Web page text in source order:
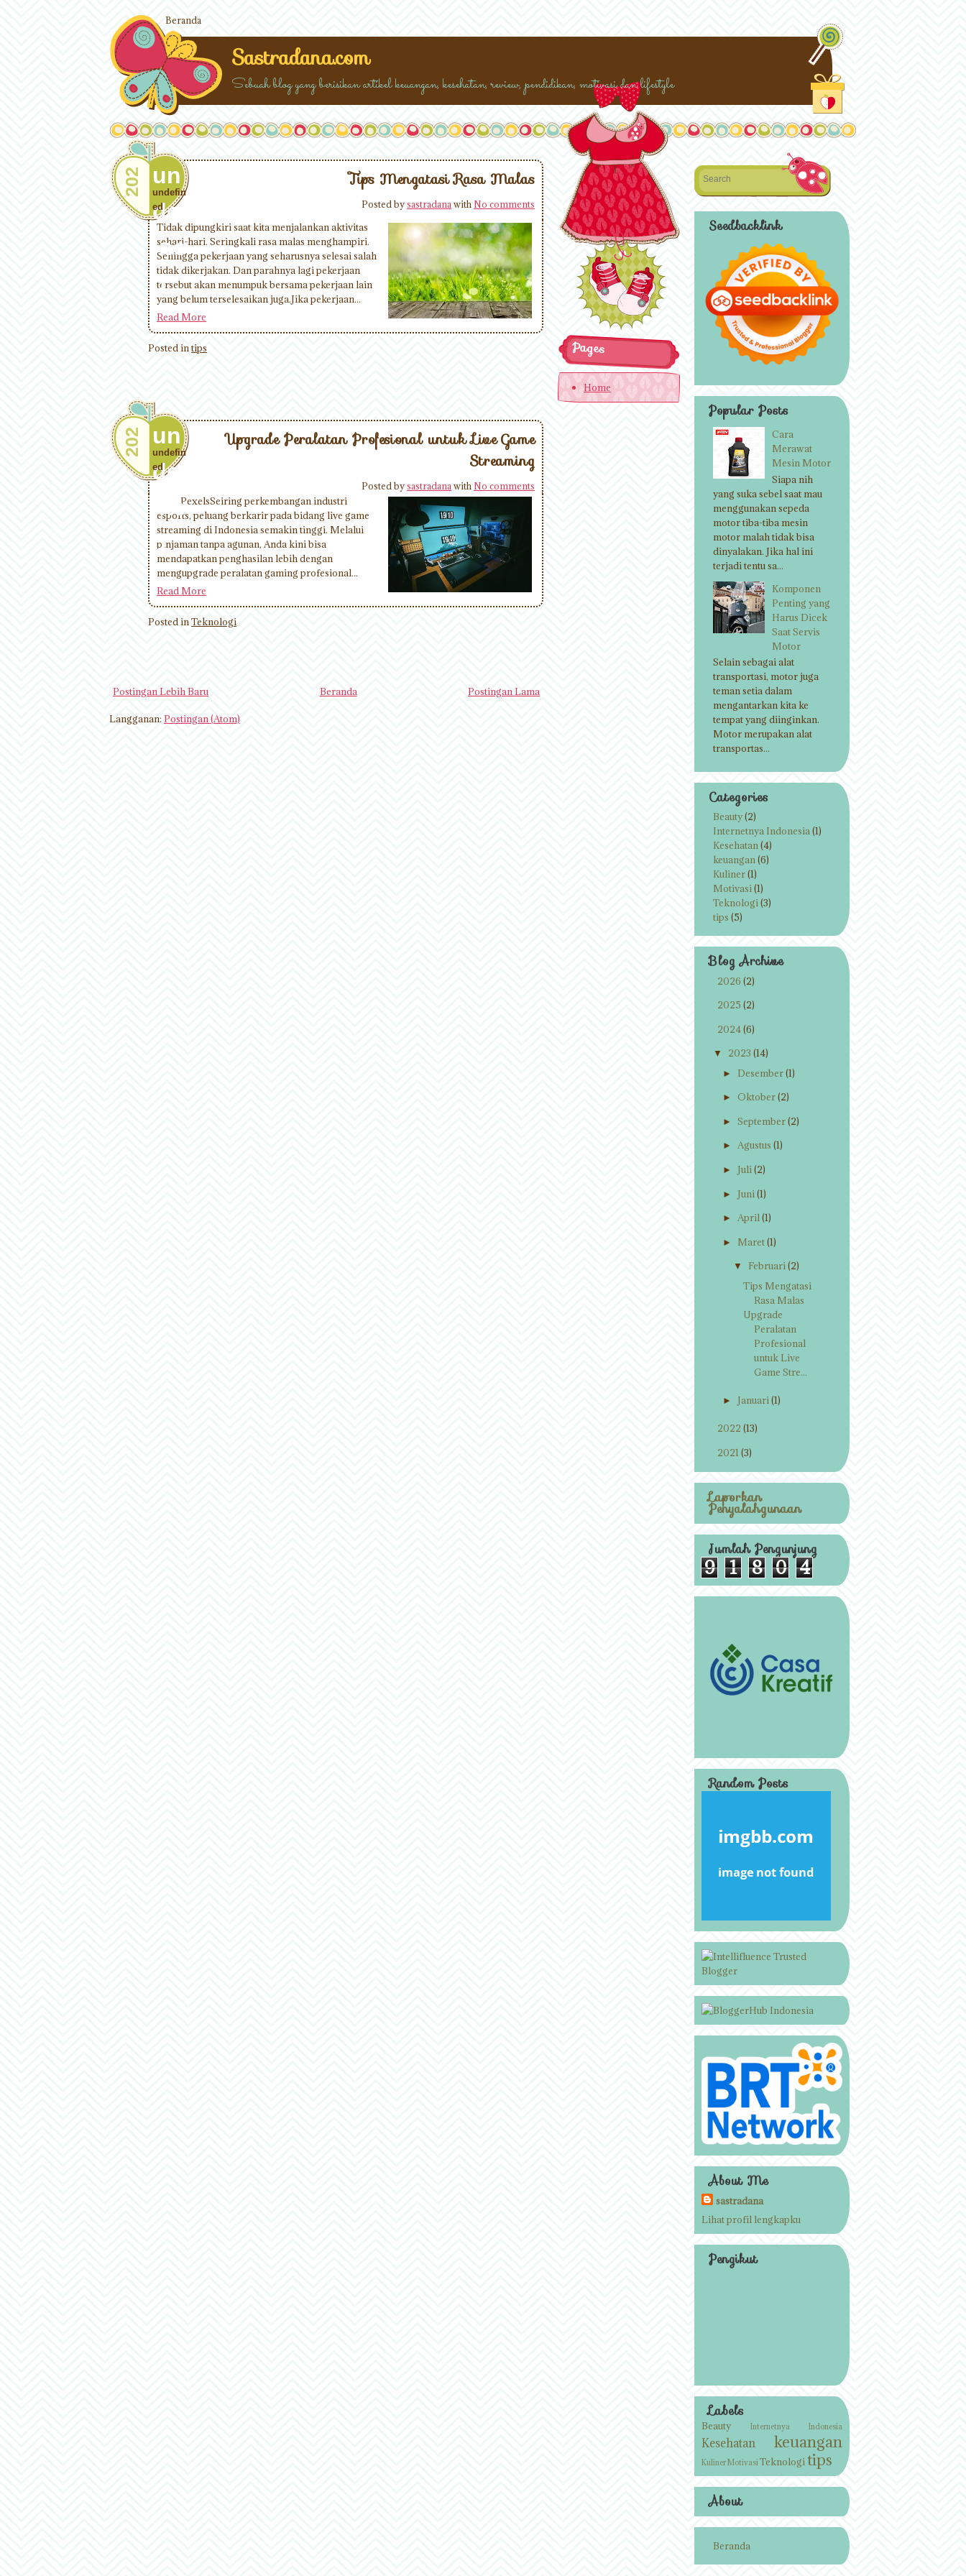
Sastradana.com
Sebuah blog yang berisikan artikel keuangan, kesehatan, review, pendidikan, motivasi dan lifestyle
Beranda
Tips Mengatasi Rasa Malas
202
un
def
ine
d
undefin
ed
Posted bysastradana with No comments
Tidak dipungkiri saat kita menjalankan aktivitas
sehari-hari. Seringkali rasa malas menghampiri.
Sehingga pekerjaan yang seharusnya selesai salah
tidak dikerjakan. Dan parahnya lagi pekerjaan
tersebut akan menumpuk bersama pekerjaan lain
yang belum terselesaikan juga.Jika pekerjaan...
Read More
Posted in tips
Upgrade Peralatan Profesional untuk Live Game
Streaming
202
un
def
ine
d
undefin
ed
Posted bysastradana with No comments
PexelsSeiring perkembangan industri
esports, peluang berkarir pada bidang live game
streaming di Indonesia semakin tinggi. Melalui
pinjaman tanpa agunan, Anda kini bisa
mendapatkan penghasilan lebih dengan
mengupgrade peralatan gaming profesional...
Read More
Posted inTeknologi
Postingan Lebih Baru Postingan Lama
Beranda
Langganan: Postingan (Atom)
Seedbacklink
Popular Posts
Cara
Merawat
Mesin Motor
Siapa nih
yang suka sebel saat mau
menggunakan sepeda
motor tiba-tiba mesin
motor malah tidak bisa
dinyalakan. Jika hal ini
terjadi tentu sa...
Komponen
Penting yang
Harus Dicek
Saat Servis
Motor
Selain sebagai alat
transportasi, motor juga
teman setia dalam
mengantarkan kita ke
tempat yang diinginkan.
Motor merupakan alat
transportas...
Categories
Beauty(2)
Internetnya Indonesia(1)
Kesehatan(4)
keuangan(6)
Kuliner(1)
Motivasi(1)
Teknologi(3)
tips (5)
Blog Archive
2026 (2)
2025 (2)
2024(6)
▼ 2023 (14)
► Desember(1)
►Oktober(2)
►September(2)
►Agustus (1)
► Juli(2)
► Juni (1)
►April(1)
► Maret(1)
▼ Februari(2)
Tips Mengatasi
Rasa Malas
Upgrade
Peralatan
Profesional
untuk Live
Game Stre...
► Januari (1)
2022 (13)
2021(3)
Laporkan
Penyalahgunaan
Jumlah Pengunjung
9 1 8 0 4
Random Posts
About Me
sastradana
Lihat profil lengkapku
Pengikut
Labels
Beauty Internetnya Indonesia
Kesehatan keuangan
KulinerMotivasi Teknologitips
About
Beranda
Pages
Home